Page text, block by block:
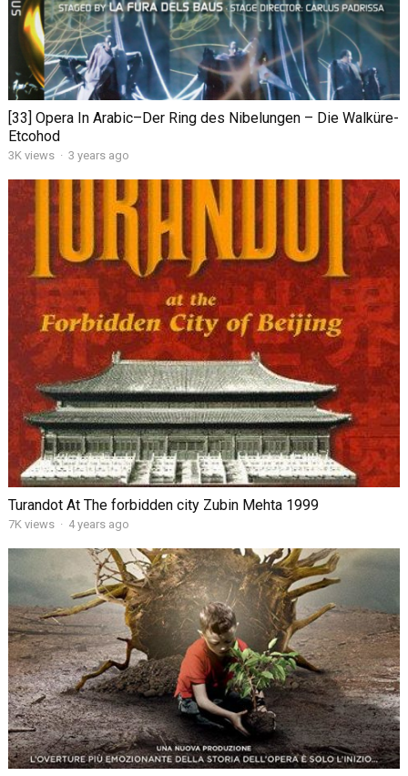
[33] Opera In Arabic–Der Ring des Nibelungen – Die Walküre-
Etcohod
3K views · 3 years ago
Turandot At The forbidden city Zubin Mehta 1999
7K views · 4 years ago